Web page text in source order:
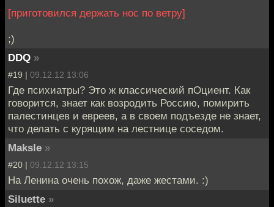
[приготовился держать нос по ветру]
;)
DDQ »
#19 | 09.12.12 13:06
Где психиатры? Это ж классический пОциент. Как
говорится, знает как возродить Россию, помирить
палестинцев и евреев, а в своем подъезде не знает,
что делать с курящим на лестнице соседом.
Maksle »
#20 | 09.12.12 13:15
На Ленина очень похож, даже жестами. :)
Siluette »